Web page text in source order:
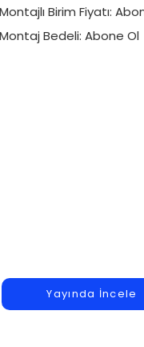
Montajlı Birim Fiyatı:
Montaj Bedeli: Abone Ol
Yayında İncele